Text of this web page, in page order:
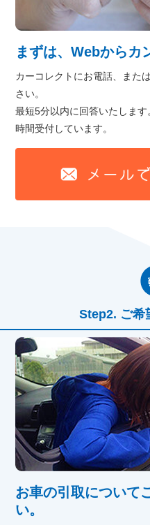
まずは、Webからカ
カーコレクトにお電話、また
さい。
最短5分以内に回答いたしま
時間受付しています。
ご希
お車の引取について
い。